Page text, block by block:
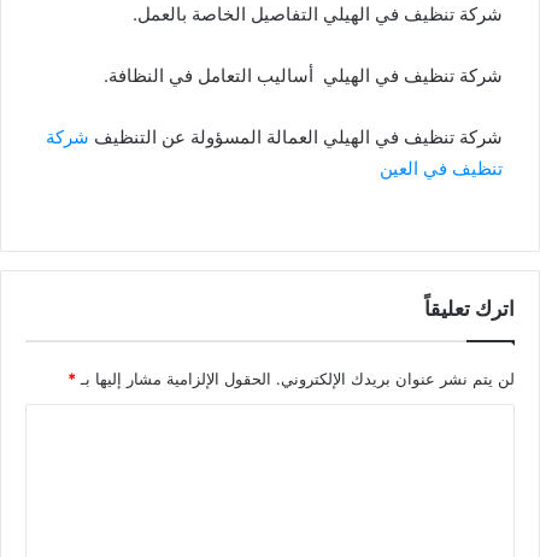
شركة تنظيف في الهيلي التفاصيل الخاصة بالعمل.
شركة تنظيف في الهيلي أساليب التعامل في النظافة.
شركة تنظيف في الهيلي العمالة المسؤولة عن التنظيف شركة
تنظيف في العين
اترك تعليقاً
لن يتم نشر عنوان بريدك الإلكتروني. الحقول الإلزامية مشار إليها بـ *